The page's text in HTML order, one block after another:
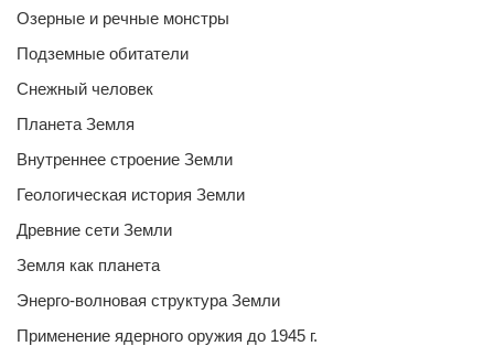
Озерные и речные монстры
Подземные обитатели
Снежный человек
Планета Земля
Внутреннее строение Земли
Геологическая история Земли
Древние сети Земли
Земля как планета
Энерго-волновая структура Земли
Применение ядерного оружия до 1945 г.